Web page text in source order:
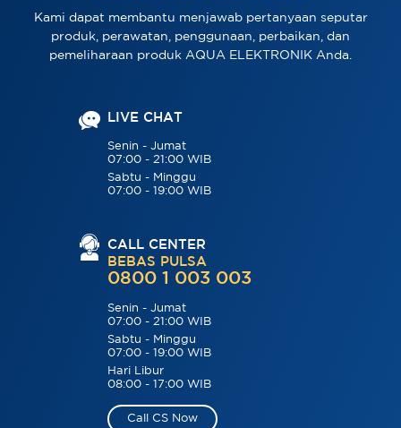
Kami dapat membantu menjawab pertanyaan seputar
produk, perawatan, penggunaan, perbaikan, dan
pemeliharaan produk AQUA ELEKTRONIK Anda.
LIVE CHAT
Senin - Jumat
07:00 - 21:00 WIB
Sabtu - Minggu
07:00 - 19:00 WIB
CALL CENTER
BEBAS PULSA
0800 1 003 003
Senin - Jumat
07:00 - 21:00 WIB
Sabtu - Minggu
07:00 - 19:00 WIB
Hari Libur
08:00 - 17:00 WIB
Call CS Now